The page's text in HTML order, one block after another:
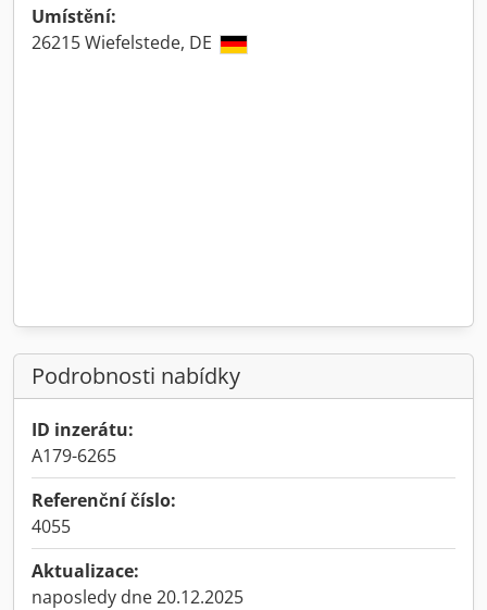
Umístění:
26215 Wiefelstede, DE
Podrobnosti nabídky
ID inzerátu:
A179-6265
Referenční číslo:
4055
Aktualizace:
naposledy dne 20.12.2025